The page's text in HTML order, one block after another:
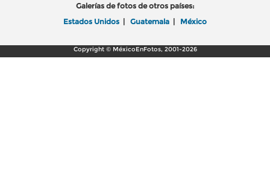
Galerías de fotos de otros países:
Estados Unidos | Guatemala | México
Copyright © MéxicoEnFotos, 2001-2026